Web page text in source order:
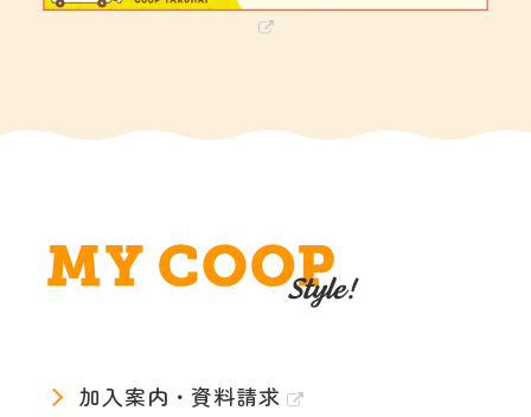
加入案内・資料請求